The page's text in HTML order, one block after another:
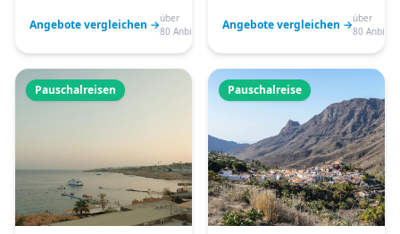
Angebote vergleichen →über
80 Anbieter
Angebote vergleichen →über
80
Pauschalreisen Pauschalreise